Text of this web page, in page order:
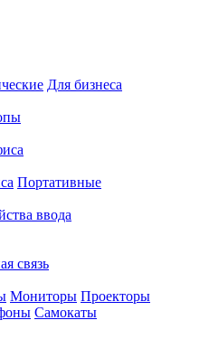
Для бизнеса
Портативные
ввода
связь
Мониторы Проекторы
Самокаты